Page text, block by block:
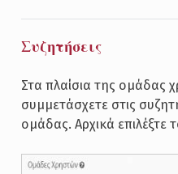
Συζητήσεις
Στα πλαίσια της ομάδας
συμμετάσχετε στις
ομάδας. Αρχικά επιλέξτε